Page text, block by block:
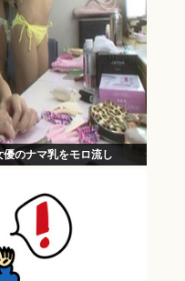
優のナマ乳をモロ流し